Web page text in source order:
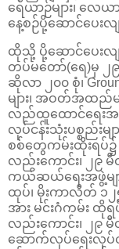
ရေယာဉ်များ၊ လေယ
နေ့စဉ်ပို့ဆောင်ပေး
ထိုသို့ ပို့ဆောင်ပေးလ
တပ်မတော်(ရေ)မှ
ဆိုလာ ၂၀၀ စုံ၊
များ၊ အဝတ်အထည်မျ
လည်ထူထောင်ရေးအသုံ
လုပ်ငန်းသုံးပစ္စည်းမ
စစ်တွေကမ်းထိုးရပ်
လည်းကောင်း၊ ၂၉
ကယ်ဆယ်ရေးအဖွဲ့မျာ
ထုပ်၊ မိုးကာလိတ် ၁၂
အား မင်းဂံကမ်း
လည်းကောင်း၊ ၂
ဆောက်လုပ်ရေးလုပ်ငန်